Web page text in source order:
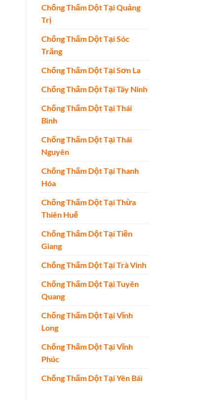
Chống Thấm Dột Tại Quảng
Trị
Chống Thấm Dột Tại Sóc
Trăng
Chống Thấm Dột Tại Sơn La
Chống Thấm Dột Tại Tây Ninh
Chống Thấm Dột Tại Thái
Bình
Chống Thấm Dột Tại Thái
Nguyên
Chống Thấm Dột Tại Thanh
Hóa
Chống Thấm Dột Tại Thừa
Thiên Huế
Chống Thấm Dột Tại Tiền
Giang
Chống Thấm Dột Tại Trà Vinh
Chống Thấm Dột Tại Tuyên
Quang
Chống Thấm Dột Tại Vĩnh
Long
Chống Thấm Dột Tại Vĩnh
Phúc
Chống Thấm Dột Tại Yên Bái